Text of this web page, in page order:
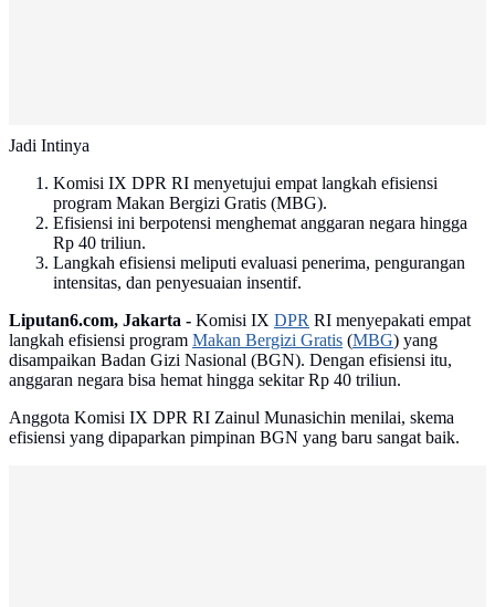
Jadi Intinya
Komisi IX DPR RI menyetujui empat langkah efisiensi
program Makan Bergizi Gratis (MBG).
Efisiensi ini berpotensi menghemat anggaran negara hingga
Rp 40 triliun.
Langkah efisiensi meliputi evaluasi penerima, pengurangan
intensitas, dan penyesuaian insentif.
Liputan6.com, Jakarta - Komisi IX DPR RI menyepakati empat
langkah efisiensi program Makan Bergizi Gratis (MBG) yang
disampaikan Badan Gizi Nasional (BGN). Dengan efisiensi itu,
anggaran negara bisa hemat hingga sekitar Rp 40 triliun.
Anggota Komisi IX DPR RI Zainul Munasichin menilai, skema
efisiensi yang dipaparkan pimpinan BGN yang baru sangat baik.